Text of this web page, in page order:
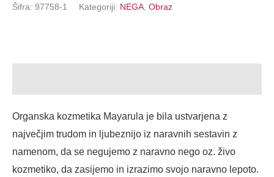
Šifra: 97758-1 Kategoriji: NEGA Obraz
Organska kozmetika Mayarula je bila ustvarjena z
največjim trudom in ljubeznijo iz naravnih sestavin z
namenom, da se negujemo z naravno nego oz. živo
kozmetiko, da zasijemo in izrazimo svojo naravno lepoto.